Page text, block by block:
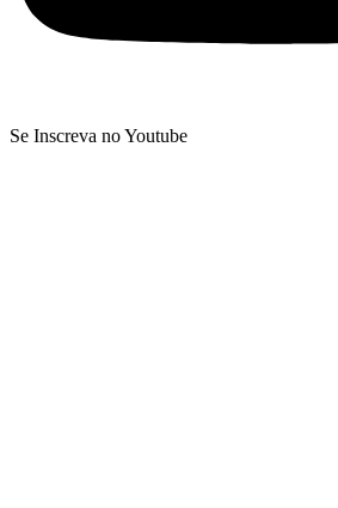
Se Inscreva no Youtube